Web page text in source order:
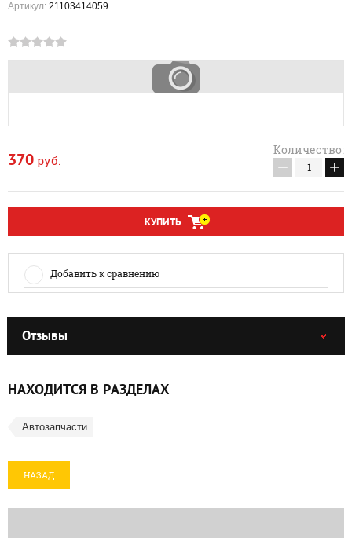
Артикул: 21103414059
370 руб.
Количество:
− +
КУПИТЬ
Добавить к сравнению
Отзывы
НАХОДИТСЯ В РАЗДЕЛАХ
Автозапчасти
НАЗАД